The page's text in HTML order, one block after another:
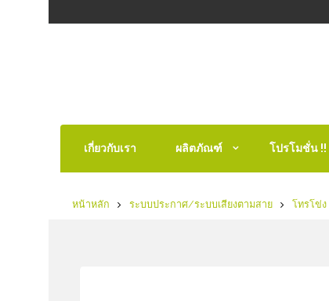
เกี่ยวกับเรา ผลิตภัณฑ์ โปรโมชั่น !!
หน้าหลัก ระบบประกาศ/ระบบเสียงตามสาย โทรโข่ง